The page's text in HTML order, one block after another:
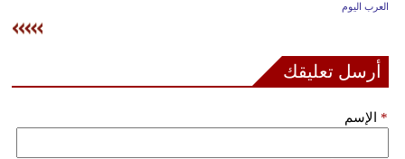
ديكور
العرب اليوم
أرسل تعليقك
الإسم *